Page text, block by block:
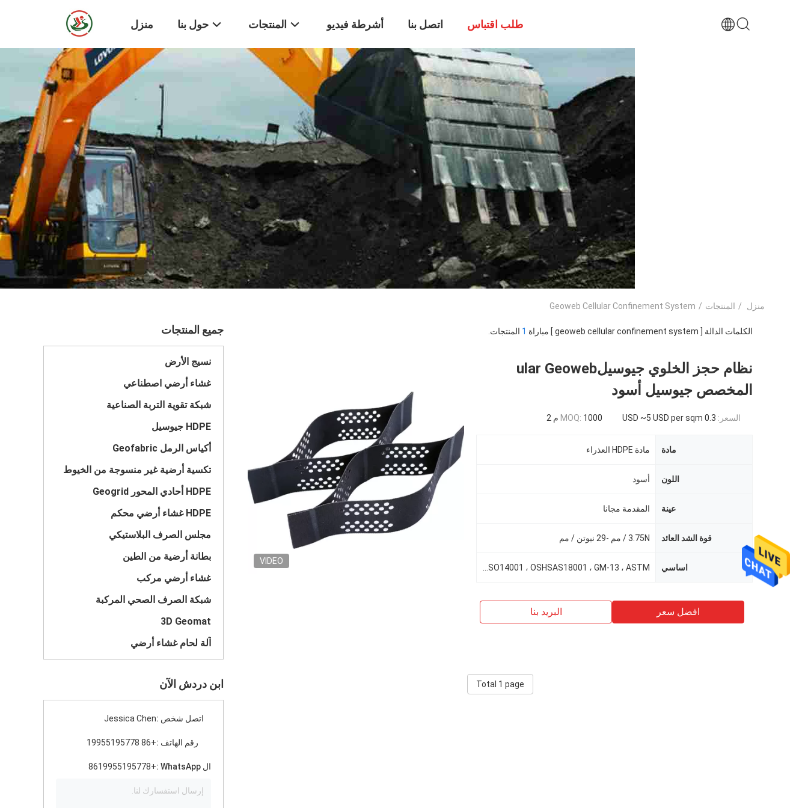
منزل حول بنا المنتجات أشرطة فيديو اتصل بنا طلب اقتباس
منزل / المنتجات /
Geoweb Cellular Confinement System
جميع المنتجات
نسيج الأرض
غشاء أرضي اصطناعي
شبكة تقوية التربة الصناعية
HDPE جيوسيل
أكياس الرمل Geofabric
تكسية أرضية غير منسوجة من الخيوط
HDPE أحادي المحور Geogrid
HDPE غشاء أرضي محكم
مجلس الصرف البلاستيكي
بطانة أرضية من الطين
غشاء أرضي مركب
شبكة الصرف الصحي المركبة
3D Geomat
آلة لحام غشاء أرضي
ابن دردش الآن
اتصل شخص :Jessica Chen
رقم الهاتف :+86 19955195778
ال WhatsApp : +8619955195778
الكلمات الدالة [ geoweb cellular confinement system ] مباراة 1 المنتجات.
VIDEO
نظام حجز الخلوي جيوسيلular Geoweb
المخصص جيوسيل أسود
السعر: 0.3 USD ~5 USD per sqm
MOQ: 1000 م 2
مادة مادة HDPE العذراء
اللون أسود
عينة المقدمة مجانا
قوة الشد العائد 3.75N / مم -29 نيوتن / مم
اساسي
افضل سعر البريد بنا
Total 1 page